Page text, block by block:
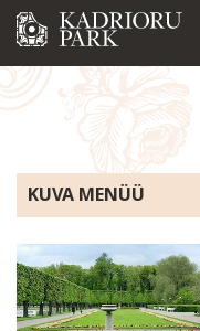
KUVA MENÜÜ